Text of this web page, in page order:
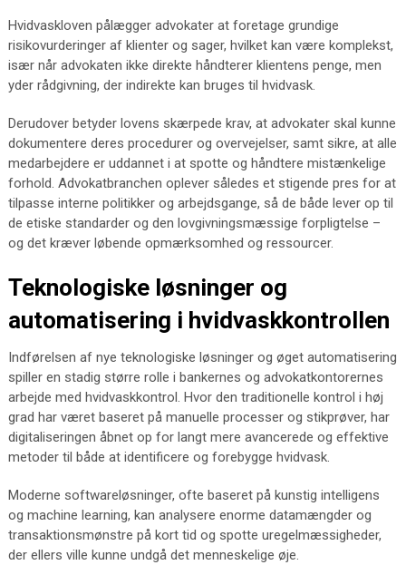
Hvidvaskloven pålægger advokater at foretage grundige
risikovurderinger af klienter og sager, hvilket kan være komplekst,
især når advokaten ikke direkte håndterer klientens penge, men
yder rådgivning, der indirekte kan bruges til hvidvask.
Derudover betyder lovens skærpede krav, at advokater skal kunne
dokumentere deres procedurer og overvejelser, samt sikre, at alle
medarbejdere er uddannet i at spotte og håndtere mistænkelige
forhold. Advokatbranchen oplever således et stigende pres for at
tilpasse interne politikker og arbejdsgange, så de både lever op til
de etiske standarder og den lovgivningsmæssige forpligtelse –
og det kræver løbende opmærksomhed og ressourcer.
Teknologiske løsninger og
automatisering i hvidvaskkontrollen
Indførelsen af nye teknologiske løsninger og øget automatisering
spiller en stadig større rolle i bankernes og advokatkontorernes
arbejde med hvidvaskkontrol. Hvor den traditionelle kontrol i høj
grad har været baseret på manuelle processer og stikprøver, har
digitaliseringen åbnet op for langt mere avancerede og effektive
metoder til både at identificere og forebygge hvidvask.
Moderne softwareløsninger, ofte baseret på kunstig intelligens
og machine learning, kan analysere enorme datamængder og
transaktionsmønstre på kort tid og spotte uregelmæssigheder,
der ellers ville kunne undgå det menneskelige øje.